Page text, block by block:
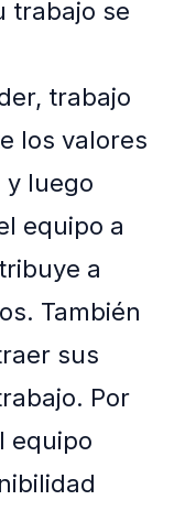
trabajo se
trabajo
los valores
y luego
equipo a
a
También
sus
Por
equipo